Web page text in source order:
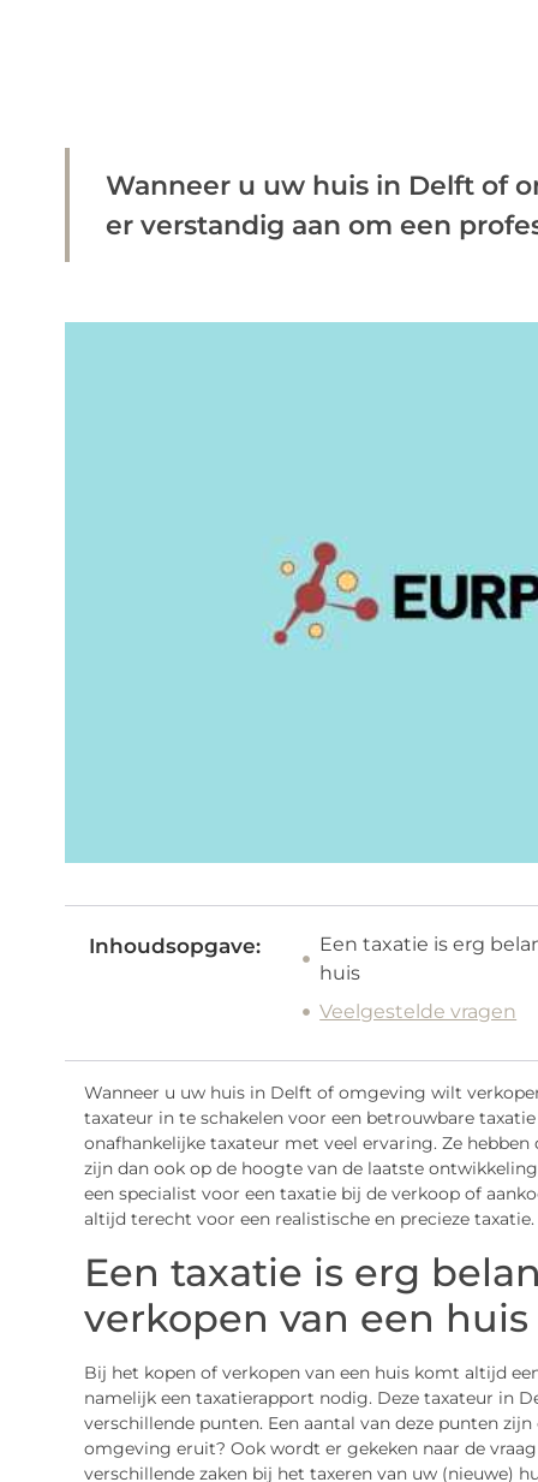
Wanneer u uw huis in Delft of
er verstandig aan om een
Inhoudsopgave:
Een taxatie is erg
huis
Veelgestelde vragen
Wanneer u uw huis in Delft of omgeving wilt
taxateur in te schakelen voor een betrouwbare
onafhankelijke taxateur met veel ervaring. Ze
zijn dan ook op de hoogte van de laatste
een specialist voor een taxatie bij de verkoop of
altijd terecht voor een realistische en precieze taxatie.
Een taxatie is erg
verkopen van een huis
Bij het kopen of verkopen van een huis komt altijd
namelijk een taxatierapport nodig. Deze taxateur in
verschillende punten. Een aantal van deze punten
omgeving eruit? Ook wordt er gekeken naar de
verschillende zaken bij het taxeren van uw (nieuwe)